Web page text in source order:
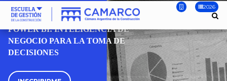
2026
CURSO
POWER BI: INTELIGENCIA DE
NEGOCIO PARA LA TOMA DE
DECISIONES